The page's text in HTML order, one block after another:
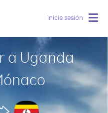
Inicie sesión
a Uganda